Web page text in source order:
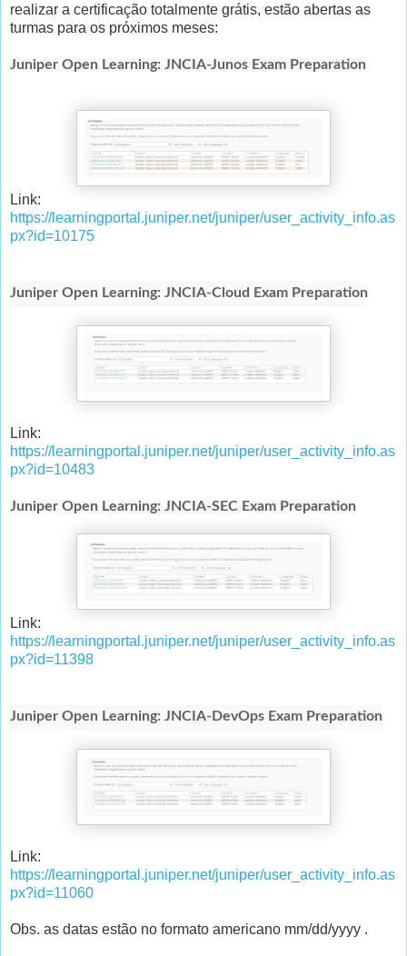
realizar a certificação totalmente grátis, estão abertas as
turmas para os próximos meses:
Juniper Open Learning: JNCIA-Junos Exam Preparation
Link:
https://learningportal.juniper.net/juniper/user_activity_info.as
px?id=10175
Juniper Open Learning: JNCIA-Cloud Exam Preparation
Link:
https://learningportal.juniper.net/juniper/user_activity_info.as
px?id=10483
Juniper Open Learning: JNCIA-SEC Exam Preparation
Link:
https://learningportal.juniper.net/juniper/user_activity_info.as
px?id=11398
Juniper Open Learning: JNCIA-DevOps Exam Preparation
Link:
https://learningportal.juniper.net/juniper/user_activity_info.as
px?id=11060
Obs. as datas estão no formato americano mm/dd/yyyy .